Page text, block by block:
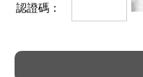
認證碼：